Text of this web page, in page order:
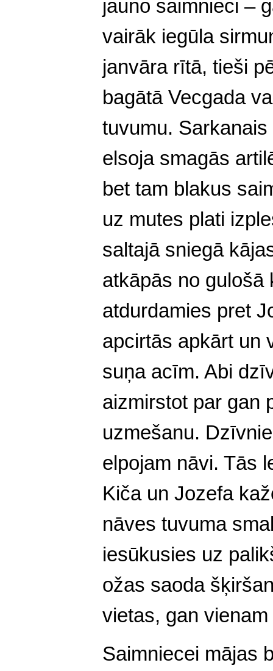
jauno saimnieci –
vairāk iegūla
janvāra rītā, tieši
bagātā Vecgada
tuvumu.
elsoja smagās
bet tam blakus
uz mutes plati
saltajā sniegā
atkāpās no gulošā
atdurdamies pret
apcirtās apkārt un
suņa acīm. Abi
aizmirstot par gan
uzmešanu.
elpojam nāvi. Tās
Kiča un Jozefa
nāves tuvuma
iesūkusies uz
ožas saoda
vietas, gan
Saimniecei mājas